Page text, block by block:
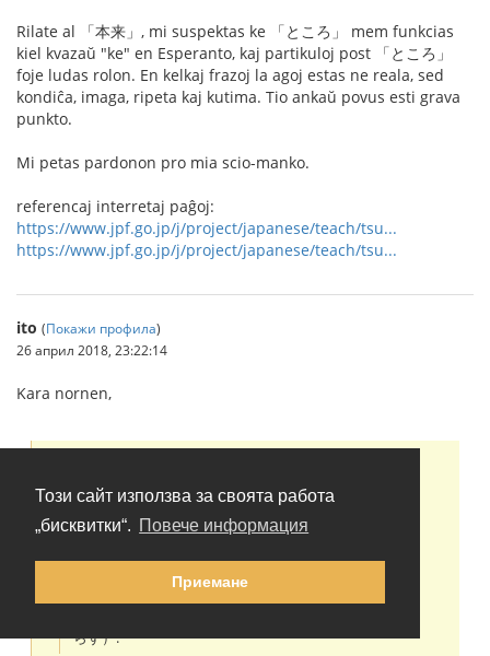
Този сайт използва за своята работа
„бисквитки“. Повече информация
Приемане
Rilate al 「本来」, mi suspektas ke 「ところ」 mem funkcias
kiel kvazaŭ "ke" en Esperanto, kaj partikuloj post 「ところ」
foje ludas rolon. En kelkaj frazoj la agoj estas ne reala, sed
kondiĉa, imaga, ripeta kaj kutima. Tio ankaŭ povus esti grava
punkto.
Mi petas pardonon pro mia scio-manko.
referencaj interretaj paĝoj:
https://www.jpf.go.jp/j/project/japanese/teach/tsu...
https://www.jpf.go.jp/j/project/japanese/teach/tsu...
ito (Покажи профила)
26 април 2018, 23:22:14
Kara nornen,
ito:
Mi intencis diri japane: 多分、熱のせいで、いやな
(malbona)味がもっと出たり良い香りが逃げて(foriri)
pro tro varma temperaturo -> esenco de malbona
gusto plu ekstraktiĝos kaj bonodoro foriros -> por ke
らす）.